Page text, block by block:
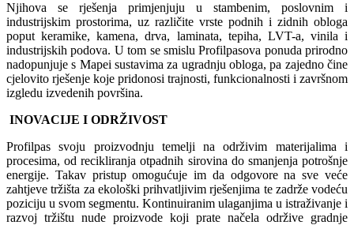
Njihova se rješenja primjenjuju u stambenim, poslovnim i
industrijskim prostorima, uz različite vrste podnih i zidnih obloga
poput keramike, kamena, drva, laminata, tepiha, LVT-a, vinila i
industrijskih podova. U tom se smislu Profilpasova ponuda prirodno
nadopunjuje s Mapei sustavima za ugradnju obloga, pa zajedno čine
cjelovito rješenje koje pridonosi trajnosti, funkcionalnosti i završnom
izgledu izvedenih površina.
INOVACIJE I ODRŽIVOST
Profilpas svoju proizvodnju temelji na održivim materijalima i
procesima, od recikliranja otpadnih sirovina do smanjenja potrošnje
energije. Takav pristup omogućuje im da odgovore na sve veće
zahtjeve tržišta za ekološki prihvatljivim rješenjima te zadrže vodeću
poziciju u svom segmentu. Kontinuiranim ulaganjima u istraživanje i
razvoj tržištu nude proizvode koji prate načela održive gradnje